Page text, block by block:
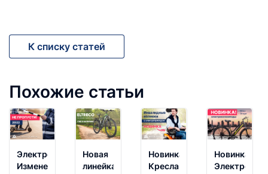
К списку статей
Похожие статьи
Электротранспорт.
Изменения
Новая
линейка
Новинка!
Кресла-
Новинка!